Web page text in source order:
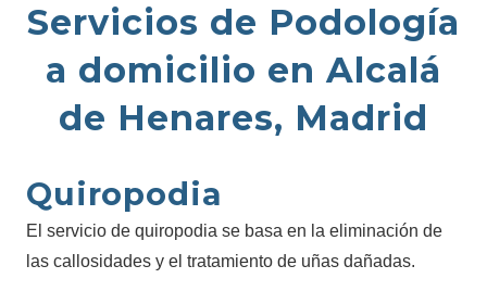
Servicios de Podología
a domicilio en Alcalá
de Henares, Madrid
Quiropodia
El servicio de quiropodia se basa en la eliminación de
las callosidades y el tratamiento de uñas dañadas.